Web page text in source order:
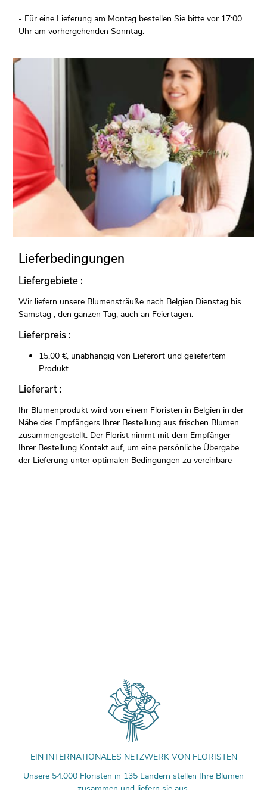
- Für eine Lieferung am Montag bestellen Sie bitte vor 17:00
Uhr am vorhergehenden Sonntag.
Lieferbedingungen
Liefergebiete :
Wir liefern unsere Blumensträuße nach Belgien Dienstag bis
Samstag , den ganzen Tag, auch an Feiertagen.
Lieferpreis :
15,00 €, unabhängig von Lieferort und geliefertem
Produkt.
Lieferart :
Ihr Blumenprodukt wird von einem Floristen in Belgien in der
Nähe des Empfängers Ihrer Bestellung aus frischen Blumen
zusammengestellt. Der Florist nimmt mit dem Empfänger
Ihrer Bestellung Kontakt auf, um eine persönliche Übergabe
der Lieferung unter optimalen Bedingungen zu vereinbare
EIN INTERNATIONALES NETZWERK VON FLORISTEN
Unsere 54.000 Floristen in 135 Ländern stellen Ihre Blumen